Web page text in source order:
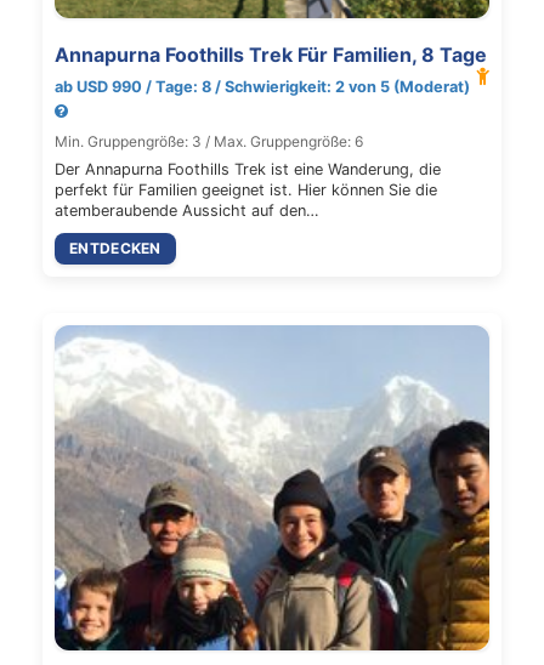
Annapurna Foothills Trek Für Familien, 8 Tage
ab USD 990 / Tage: 8 / Schwierigkeit: 2 von 5 (Moderat)
Min. Gruppengröße: 3 / Max. Gruppengröße: 6
Der Annapurna Foothills Trek ist eine Wanderung, die
perfekt für Familien geeignet ist. Hier können Sie die
atemberaubende Aussicht auf den…
ENTDECKEN